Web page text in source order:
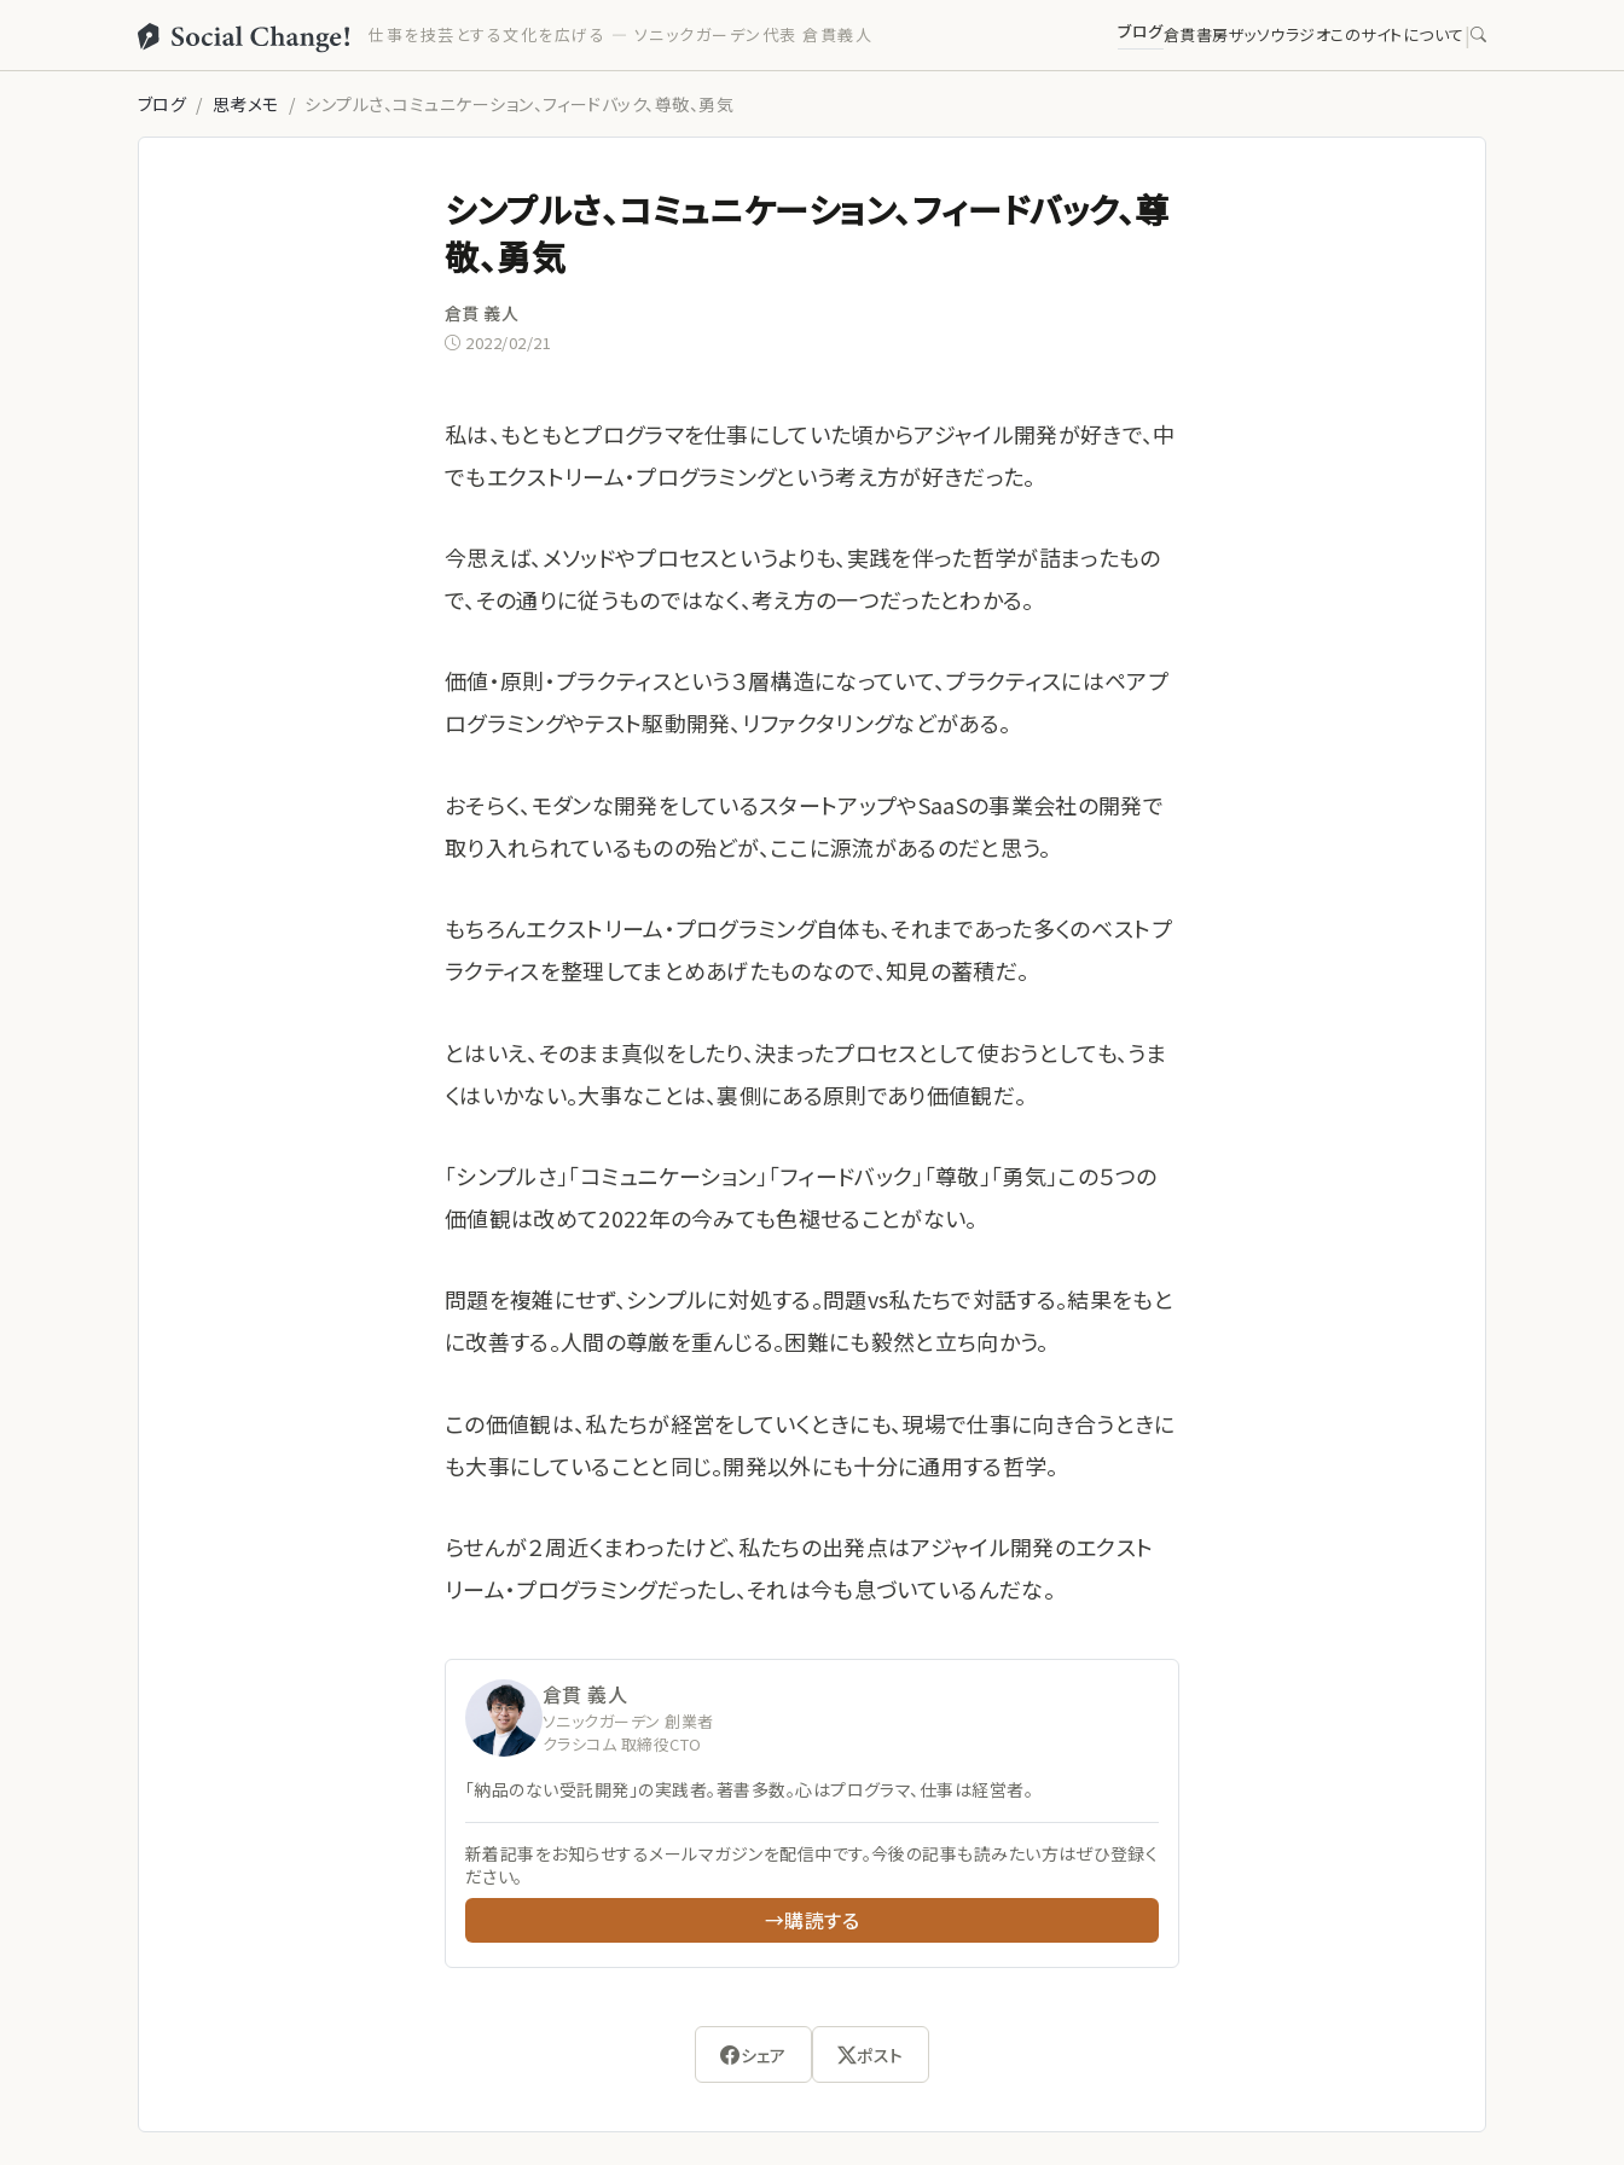
仕事を技芸とする文化を広げる — ソニックガーデン代表 倉貫義人 ブログ倉貫書房ザッソウラジオこのサイトについて |
ブログ 思考メモ シンプルさ、コミュニケーション、フィードバック、尊敬、勇気
シンプルさ、コミュニケーション、フィードバック、尊
敬、勇気
倉貫 義人
2022/02/21
私は、もともとプログラマを仕事にしていた頃からアジャイル開発が好きで、中
でもエクストリーム・プログラミングという考え方が好きだった。
今思えば、メソッドやプロセスというよりも、実践を伴った哲学が詰まったもの
で、その通りに従うものではなく、考え方の一つだったとわかる。
価値・原則・プラクティスという３層構造になっていて、プラクティスにはペアプ
ログラミングやテスト駆動開発、リファクタリングなどがある。
おそらく、モダンな開発をしているスタートアップやSaaSの事業会社の開発で
取り入れられているものの殆どが、ここに源流があるのだと思う。
もちろんエクストリーム・プログラミング自体も、それまであった多くのベストプ
ラクティスを整理してまとめあげたものなので、知見の蓄積だ。
とはいえ、そのまま真似をしたり、決まったプロセスとして使おうとしても、うま
くはいかない。大事なことは、裏側にある原則であり価値観だ。
「シンプルさ」「コミュニケーション」「フィードバック」「尊敬」「勇気」この５つの
価値観は改めて2022年の今みても色褪せることがない。
問題を複雑にせず、シンプルに対処する。問題vs私たちで対話する。結果をもと
に改善する。人間の尊厳を重んじる。困難にも毅然と立ち向かう。
この価値観は、私たちが経営をしていくときにも、現場で仕事に向き合うときに
も大事にしていることと同じ。開発以外にも十分に通用する哲学。
らせんが２周近くまわったけど、私たちの出発点はアジャイル開発のエクスト
リーム・プログラミングだったし、それは今も息づいているんだな。
倉貫 義人
ソニックガーデン 創業者
クラシコム 取締役CTO
「納品のない受託開発」の実践者。著書多数。心はプログラマ、仕事は経営者。
新着記事をお知らせするメールマガジンを配信中です。今後の記事も読みたい方はぜひ登録く
ださい。
→購読する
シェア ポスト